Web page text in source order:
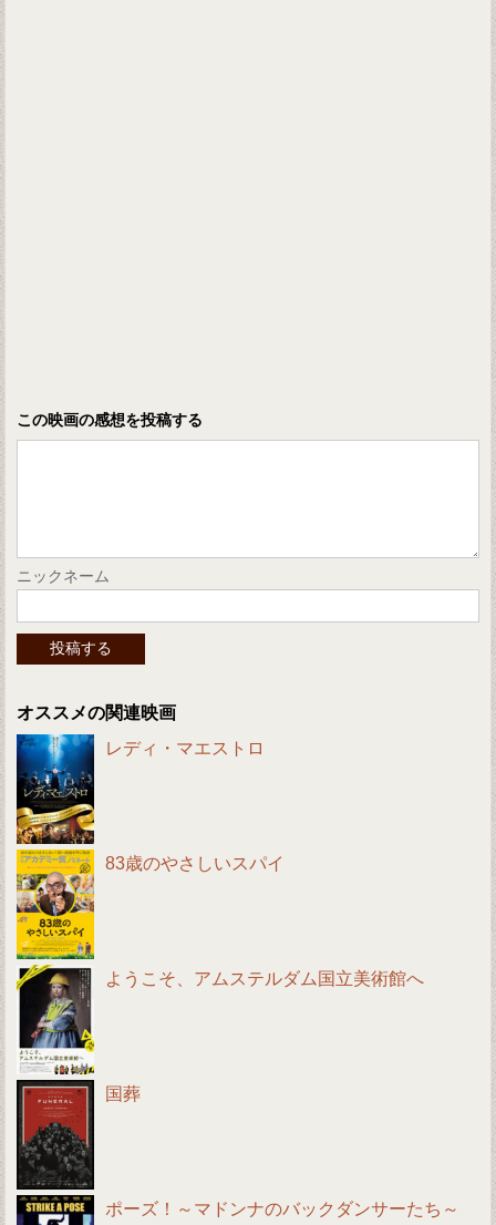
この映画の感想を投稿する
ニックネーム
オススメの関連映画
レディ・マエストロ
83歳のやさしいスパイ
ようこそ、アムステルダム国立美術館へ
国葬
ポーズ！～マドンナのバックダンサーたち～